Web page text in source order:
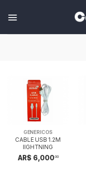
GENERICOS
CABLE USB 1.2M
lIGHTNING
AR$ 6,00000